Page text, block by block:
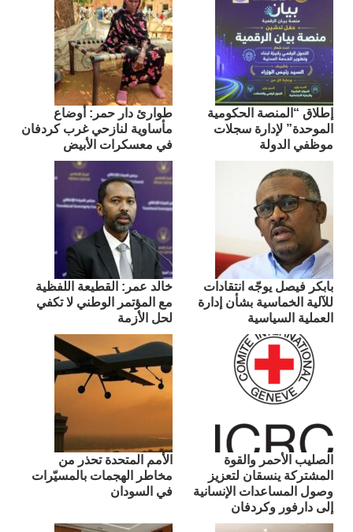
إطلاق “المنصة الحكومية
الموحدة” لإدارة سجلات
موظفي الدولة
طوارئ دار حمر: أوضاع
مأساوية لنازحي غرب كردفان
في معسكرات الأبيض
بابكر فيصل يوجّه انتقادات
للآلية الخماسية بشأن إدارة
العملية السياسية
​خالد عمر: القطيعة اللفظية
مع المؤتمر الوطني لا تكفي
لحل الأزمة
الصليب الأحمر والقوة
المشتركة ينسقان لتعزيز
وصول المساعدات الإنسانية
إلى دارفور وكردفان
الأمم المتحدة تحذر من
مخاطر الهجمات بالمسيّرات
في السودان